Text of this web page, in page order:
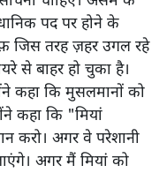
पद पर होने के
जिस तरह ज़हर उगल रहे
से बाहर हो चुका है।
कहा कि मुसलमानों को
कहा कि "मियां
करो। अगर वे परेशानी
अगर मैं मियां को